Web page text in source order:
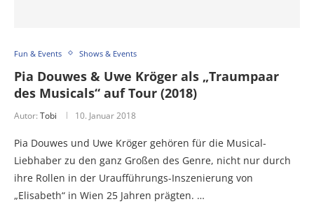
Fun & Events Shows & Events
Pia Douwes & Uwe Kröger als „Traumpaar
des Musicals“ auf Tour (2018)
Autor: Tobi 10. Januar 2018
Pia Douwes und Uwe Kröger gehören für die Musical-
Liebhaber zu den ganz Großen des Genre, nicht nur durch
ihre Rollen in der Uraufführungs-Inszenierung von
„Elisabeth“ in Wien 25 Jahren prägten. …